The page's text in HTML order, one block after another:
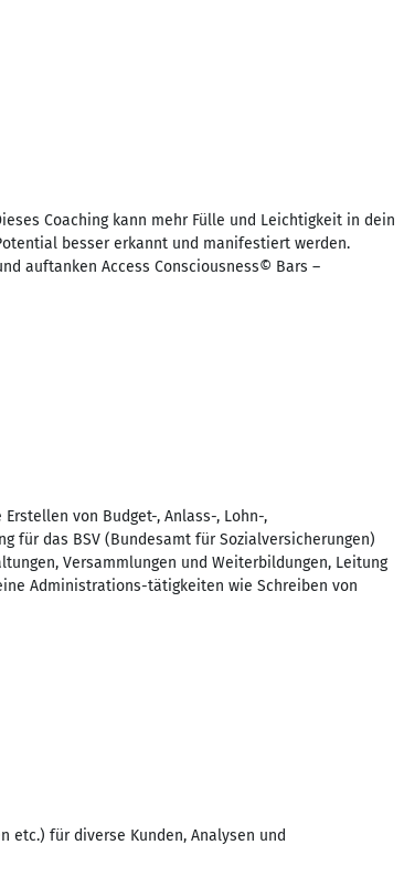
Coaching kann mehr Fülle und Leichtigkeit in dein
besser erkannt und manifestiert werden.
auftanken Access Consciousness© Bars –
von Budget-, Anlass-, Lohn-,
für das BSV (Bundesamt für Sozialversicherungen)
Versammlungen und Weiterbildungen, Leitung
Administrations-tätigkeiten wie Schreiben von
etc.) für diverse Kunden, Analysen und